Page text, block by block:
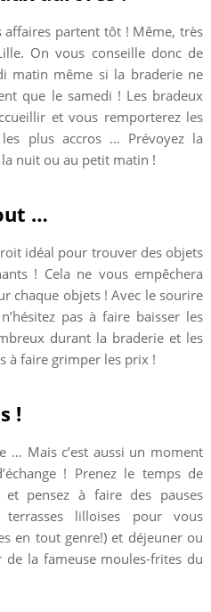
affaires partent tôt ! Même, très
On vous conseille donc de
matin même si la braderie ne
que le samedi ! Les bradeux
et vous remporterez les
plus accros … Prévoyez la
nuit ou au petit matin !
…
idéal pour trouver des objets
! Cela ne vous empêchera
chaque objets ! Avec le sourire
pas à faire baisser les
durant la braderie et les
à faire grimper les prix !
!
… Mais c’est aussi un moment
! Prenez le temps de
pensez à faire des pauses
lilloises pour vous
en tout genre!) et déjeuner ou
la fameuse moules-frites du